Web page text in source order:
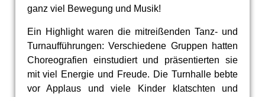
ganz viel Bewegung und Musik!
Ein Highlight waren die mitreißenden Tanz- und
Turnaufführungen: Verschiedene Gruppen hatten
Choreografien einstudiert und präsentierten sie
mit viel Energie und Freude. Die Turnhalle bebte
vor Applaus und viele Kinder klatschten und